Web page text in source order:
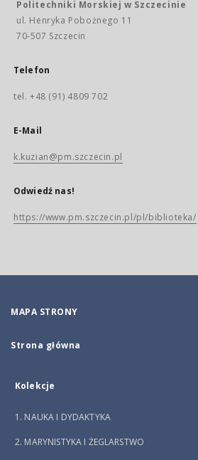
Politechniki Morskiej w Szczecinie
ul. Henryka Pobożnego 11
70-507 Szczecin
Telefon
tel. +48 (91) 4809 702
E-Mail
k.kuzian@pm.szczecin.pl
Odwiedź nas!
https://www.pm.szczecin.pl/pl/biblioteka/
MAPA STRONY
Strona główna
Kolekcje
1. NAUKA I DYDAKTYKA
2. MARYNISTYKA I ŻEGLARSTWO